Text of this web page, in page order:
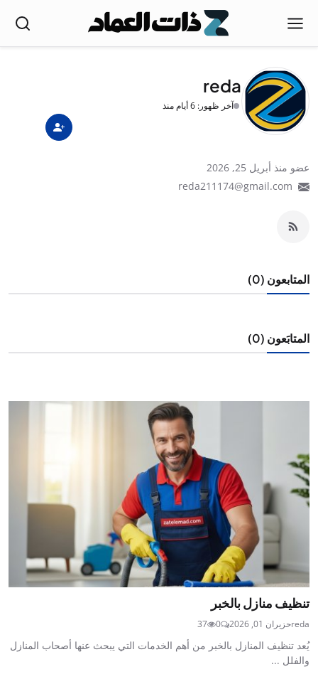
reda
آخر ظهور: 6 أيام منذ
عضو منذ أبريل 25, 2026
المتابعون (0)
المتابَعون (0)
تنظيف منازل بالخبر
redaحزيران 01, 2026 0
37
يُعد تنظيف المنازل بالخبر من أهم الخدمات التي يبحث عنها أصحاب المنازل
والفلل ...